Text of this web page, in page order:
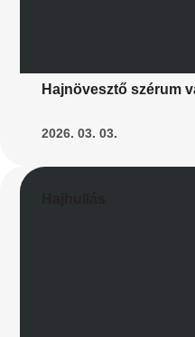
Hajnövesztő szérum
2026. 03. 03.